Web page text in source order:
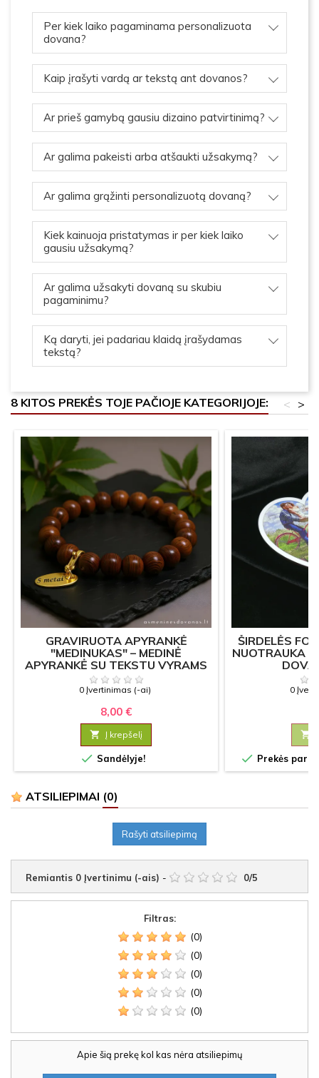
Per kiek laiko pagaminama personalizuota
dovana?
Kaip įrašyti vardą ar tekstą ant dovanos?
Ar prieš gamybą gausiu dizaino patvirtinimą?
Ar galima pakeisti arba atšaukti užsakymą?
Ar galima grąžinti personalizuotą dovaną?
Kiek kainuoja pristatymas ir per kiek laiko
gausiu užsakymą?
Ar galima užsakyti dovaną su skubiu
pagaminimu?
Ką daryti, jei padariau klaidą įrašydamas
tekstą?
8 KITOS PREKĖS TOJE PAČIOJE KATEGORIJOJE: >
<
GRAVIRUOTA APYRANKĖ
"MEDINUKAS" – MEDINĖ
APYRANKĖ SU TEKSTU VYRAMS
IR MOTERIMS
0 Įvertinimas (-ai)
8,00 €
 Į krepšelį
 Sandėlyje!
ŠIRDELĖS
NUOTRAUKA –
0

 Prekės
ATSILIEPIMAI (0)
Rašyti atsiliepimą
Remiantis 0 Įvertinimu (-ais) - 0/5
Filtras:
(0)
(0)
(0)
(0)
(0)
Apie šią prekę kol kas nėra atsiliepimų